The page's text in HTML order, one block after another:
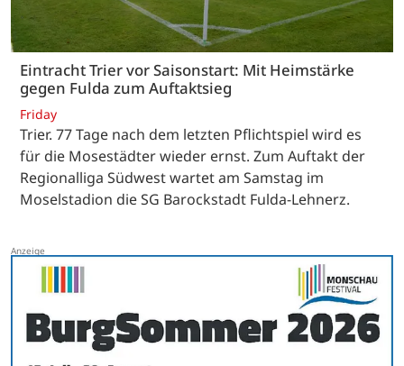
Eintracht Trier vor Saisonstart: Mit Heimstärke
gegen Fulda zum Auftaktsieg
Friday
Trier. 77 Tage nach dem letzten Pflichtspiel wird es
für die Mosestädter wieder ernst. Zum Auftakt der
Regionalliga Südwest wartet am Samstag im
Moselstadion die SG Barockstadt Fulda-Lehnerz.